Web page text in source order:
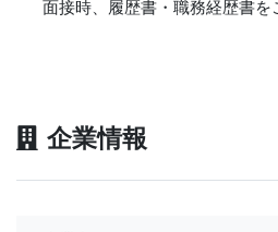
面接時、履歴書・職務経歴書を
企業情報